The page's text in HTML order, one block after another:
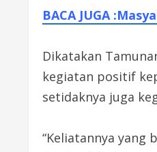
BACA JUGA
Dikatakan
kegiatan positif
setidaknya juga
“Keliatannya yang